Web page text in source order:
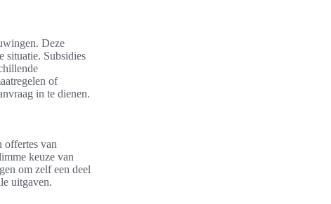
Deze
situatie. Subsidies
of
in te dienen.
offertes van
keuze van
om zelf een deel
uitgaven.